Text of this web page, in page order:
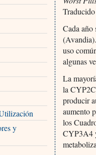
y
Cada año
uso
algunas
La
la
producir
aumento
los
CYP3A4